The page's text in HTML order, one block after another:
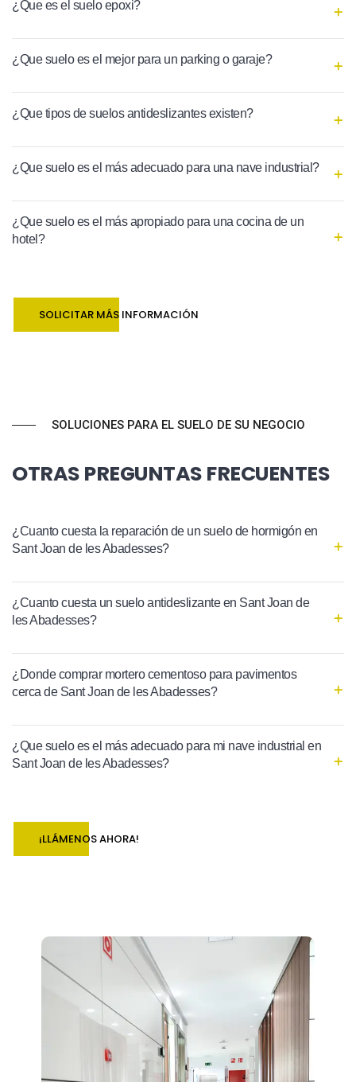
¿Que es el suelo epoxi?
¿Que suelo es el mejor para un parking o garaje?
¿Que tipos de suelos antideslizantes existen?
¿Que suelo es el más adecuado para una nave industrial?
¿Que suelo es el más apropiado para una cocina de un
hotel?
SOLICITAR MÁS INFORMACIÓN
SOLUCIONES PARA EL SUELO DE SU NEGOCIO
OTRAS PREGUNTAS FRECUENTES
¿Cuanto cuesta la reparación de un suelo de hormigón en
Sant Joan de les Abadesses?
¿Cuanto cuesta un suelo antideslizante en Sant Joan de
les Abadesses?
¿Donde comprar mortero cementoso para pavimentos
cerca de Sant Joan de les Abadesses?
¿Que suelo es el más adecuado para mi nave industrial en
Sant Joan de les Abadesses?
¡LLÁMENOS AHORA!